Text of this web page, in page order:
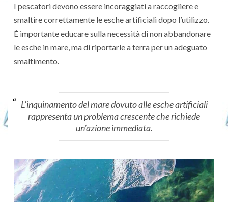
I pescatori devono essere incoraggiati a raccogliere e
smaltire correttamente le esche artificiali dopo l’utilizzo.
È importante educare sulla necessità di non abbandonare
le esche in mare, ma di riportarle a terra per un adeguato
smaltimento.
L’inquinamento del mare dovuto alle esche artificiali
rappresenta un problema crescente che richiede
un’azione immediata.